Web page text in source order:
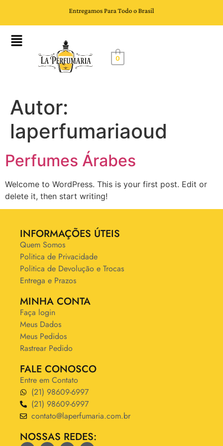
0
Autor:
laperfumariaoud
Perfumes Árabes
Welcome to WordPress. This is your first post. Edit or
delete it, then start writing!
INFORMAÇÕES ÚTEIS
Quem Somos
Politica de Privacidade
Politica de Devolução e Trocas
Entrega e Prazos
MINHA CONTA
Faça login
Meus Dados
Meus Pedidos
Rastrear Pedido
FALE CONOSCO
Entre em Contato
(21) 98609-6997
(21) 98609-6997
contato@laperfumaria.com.br
NOSSAS REDES: